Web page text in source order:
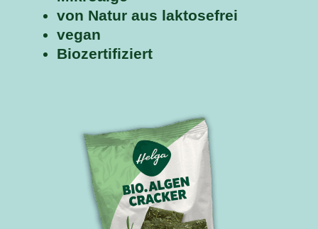
von Natur aus laktosefrei
vegan
Biozertifiziert